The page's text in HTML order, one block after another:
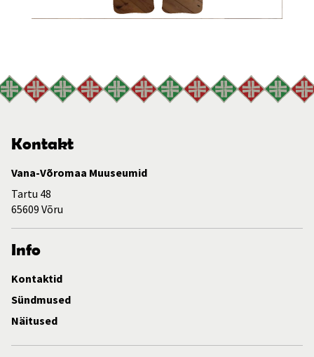
Kontakt
Vana-Võromaa Muuseumid
Tartu 48
65609 Võru
Info
Kontaktid
Sündmused
Näitused